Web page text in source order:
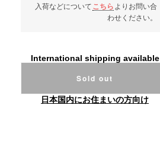
入荷などについて こちら よりお問い合
わせください。
International shipping available
Sold out
日本国内にお住まいの方向け